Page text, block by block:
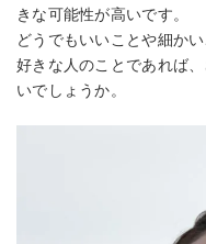
きな可能性が高いです。
どうでもいいことや細か
好きな人のことであれば
いでしょうか。